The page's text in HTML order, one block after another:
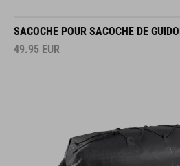
SACOCHE POUR SACOCHE DE
49.95 EUR